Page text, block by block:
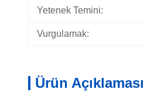
Yetenek Temini:
Vurgulamak:
Ürün Açıklaması